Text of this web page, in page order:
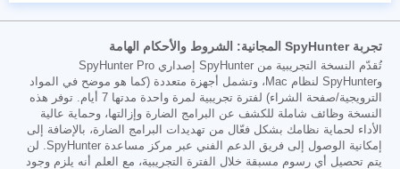
تجربة SpyHunter المجانية: الشروط والأحكام الهامة
تُقدّم النسخة التجريبية من SpyHunter إصداري SpyHunter Pro
وSpyHunter لنظام Mac، وتشمل أجهزة متعددة (كما هو موضح في المواد
الترويجية/صفحة الشراء) لفترة تجريبية لمرة واحدة مدتها 7 أيام. توفر هذه
النسخة وظائف شاملة للكشف عن البرامج الضارة وإزالتها، وحماية عالية
الأداء لحماية نظامك بشكل فعّال من تهديدات البرامج الضارة، بالإضافة إلى
إمكانية الوصول إلى فريق الدعم الفني عبر مركز مساعدة SpyHunter. لن
يتم تحصيل أي رسوم مسبقة خلال الفترة التجريبية، مع العلم أنه يلزم وجود